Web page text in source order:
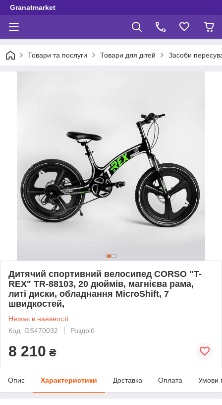
Granatmarket
Товари та послуги Товари для дітей Засоби
Дитячий спортивний велосипед CORSO "T-
REX" TR-88103, 20 дюймів, магнієва рама,
литі диски, обладнання MicroShift, 7
швидкостей,
Немає в наявності
Код: GS470032
Роздріб
8 210 ₴
Опис Характеристики Доставка Оплата Умови